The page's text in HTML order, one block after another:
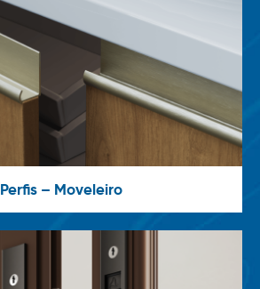
Perfis – Moveleiro